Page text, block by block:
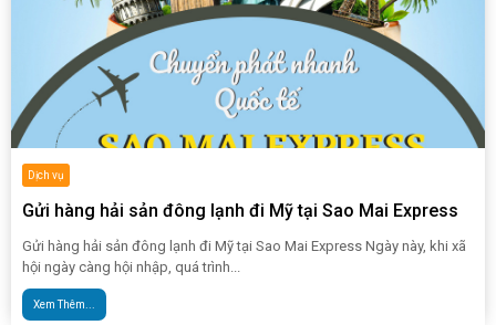
Dịch vụ
Gửi hàng hải sản đông lạnh đi Mỹ tại Sao Mai Express
Gửi hàng hải sản đông lạnh đi Mỹ tại Sao Mai Express Ngày này, khi xã
hội ngày càng hội nhập, quá trình...
Xem Thêm...